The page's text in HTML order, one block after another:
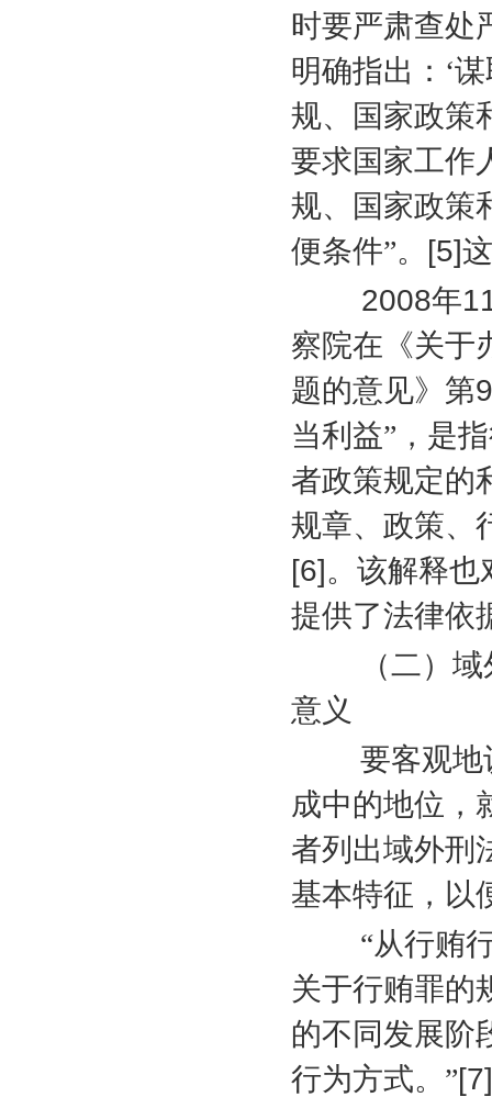
时要严肃查处
明确指出：‘
规、国家政策
要求国家工作
规、国家政策
便条件”。 [5]
2008年
察院在《关于
题的意见》第9
当利益”，是
者政策规定的
规章、政策、
[6]。该解释也
提供了法律依
（二）域外
意义
要客观地认
成中的地位，
者列出域外刑
基本特征，以
“从行贿行
关于行贿罪的
的不同发展阶
行为方式。”[7]